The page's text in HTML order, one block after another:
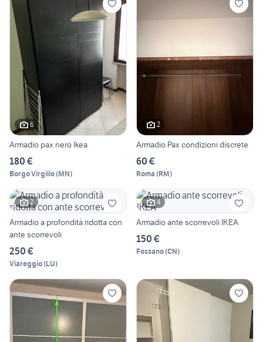
6
Armadio pax nero Ikea
180 €
Borgo Virgilio(MN)
2
Armadio Pax condizioni discrete
60 €
Roma (RM)
2
Armadio a profondità ridotta con
ante scorrevoli
250 €
Viareggio(LU)
4
Armadio ante scorrevoli IKEA
150 €
Fossano(CN)